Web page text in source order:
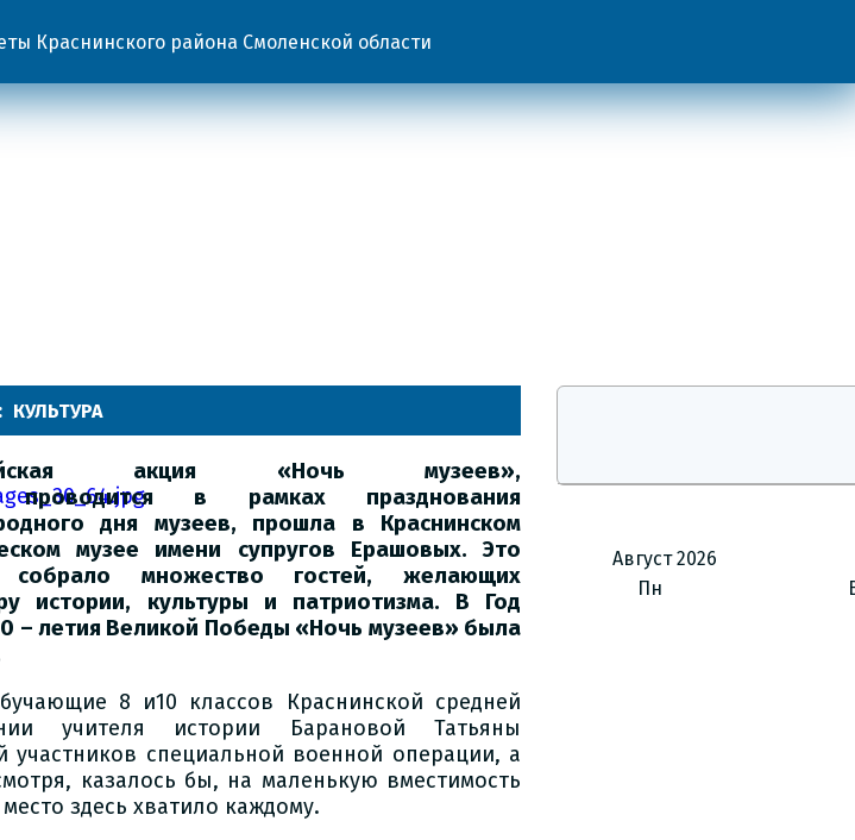
Краснинского района Смоленской области
КУЛЬТУРА
акция «Ночь музеев»,
проводится в рамках празднования
дня музеев, прошла в Краснинском
музее имени супругов Ерашовых. Это
собрало множество гостей, желающих
истории, культуры и патриотизма. В Год
– летия Великой Победы «Ночь музеев» была
8 и10 классов Краснинской средней
учителя истории Барановой Татьяны
специальной военной операции, а
казалось бы, на маленькую вместимость
здесь хватило каждому.
Август 2026
Пн